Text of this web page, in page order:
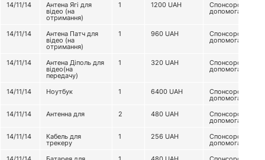
14/11/14 Антена Ягі для
відео (на
отримання)
1 1200 UAH Спонсорська
допомога
14/11/14 Антена Патч для
відео (на
отримання)
1 960 UAH Спонсорська
допомога
14/11/14 Антена Діполь для
відео(на
передачу)
1 320 UAH Спонсорська
допомога
14/11/14 Ноутбук 1 6400 UAH Спонсорська
допомога
14/11/14
Антенна для 2 480 UAH Спонсорська
допомога
14/11/14
Кабель для
трекеру
1 256 UAH Спонсорська
допомога